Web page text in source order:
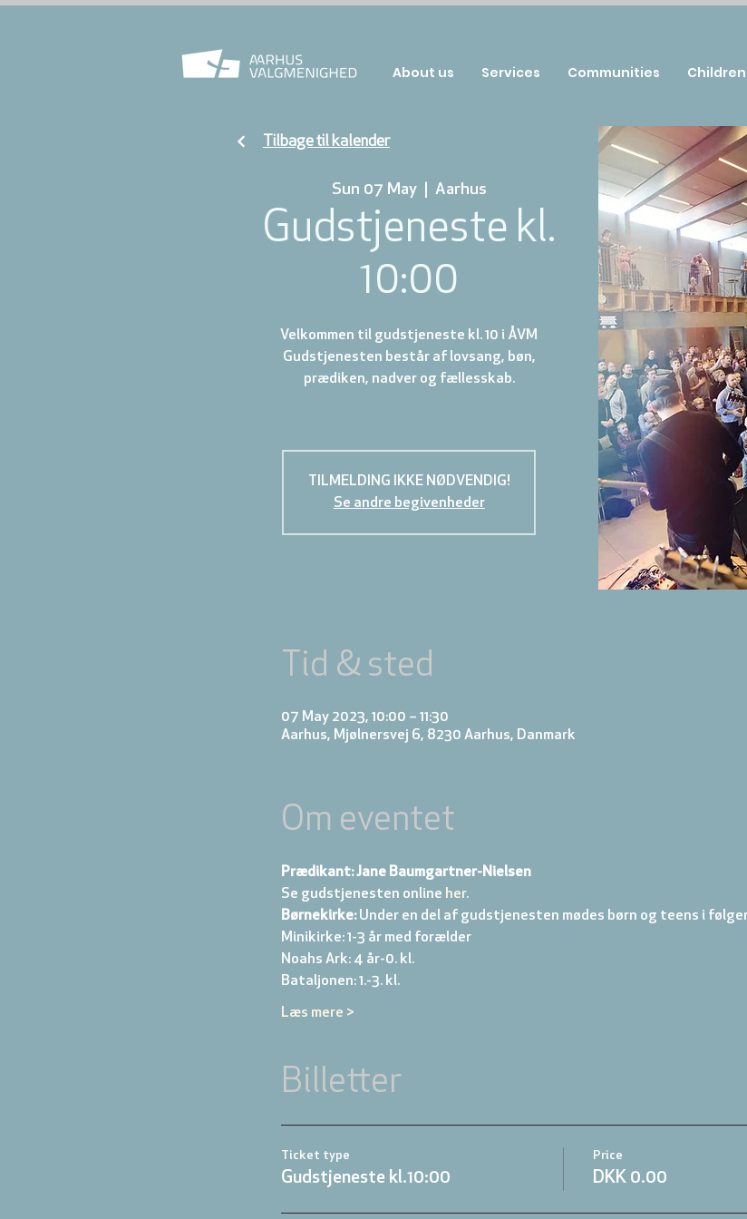
Sun 07 May
  |
Aarhus
Gudstjeneste kl.
10:00
Velkommen til gudstjeneste kl. 10 i ÅVM
Gudstjenesten består af lovsang, bøn,
prædiken, nadver og fællesskab.
TILMELDING IKKE NØDVENDIG!
Se andre begivenheder
Tid & sted
07 May 2023, 10:00 – 11:30
Aarhus, Mjølnersvej 6, 8230 Aarhus, Danmark
Om eventet
Prædikant: Jane Baumgartner-Nielsen
Se gudstjenesten online her.
Børnekirke: Under en del af gudstjenesten mødes børn og teens i
Minikirke: 1-3 år med forælder
Noahs Ark: 4 år-0. kl.
Bataljonen: 1.-3. kl.
Læs mere >
Billetter
Ticket type
Gudstjeneste kl.10:00
Price
DKK 0.00
Tilbage til kalender
About us Services Communities